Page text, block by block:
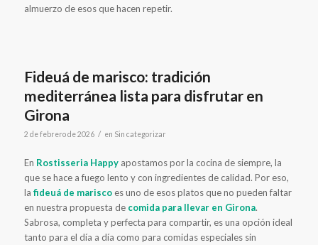
almuerzo de esos que hacen repetir.
Fideuá de marisco: tradición
mediterránea lista para disfrutar en
Girona
2 de febrero de 2026 / en Sin categorizar
En Rostisseria Happyapostamos por la cocina de siempre, la
que se hace a fuego lento y con ingredientes de calidad. Por eso,
la fideuá de mariscoes uno de esos platos que no pueden faltar
en nuestra propuesta de comida para llevar en Girona.
Sabrosa, completa y perfecta para compartir, es una opción ideal
tanto para el día a día como para comidas especiales sin